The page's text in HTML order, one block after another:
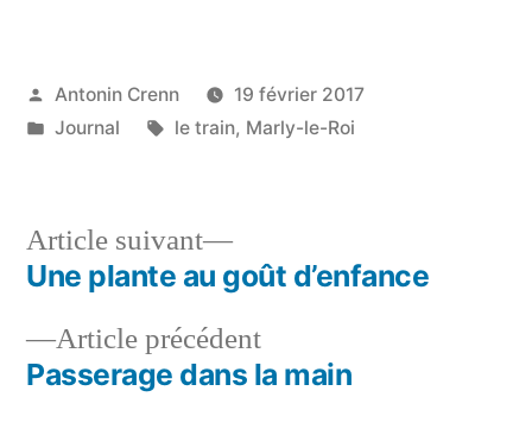
Publié
par
Antonin Crenn
19 février 2017
Publié
Journal Étiquettes :
le train, Marly-le-Roi
Navigation
de
l’article
Article précédentArticle
précédent :
Passerage dans la main
Article suivant
Article
suivant :
Une plante au goût d’enfance